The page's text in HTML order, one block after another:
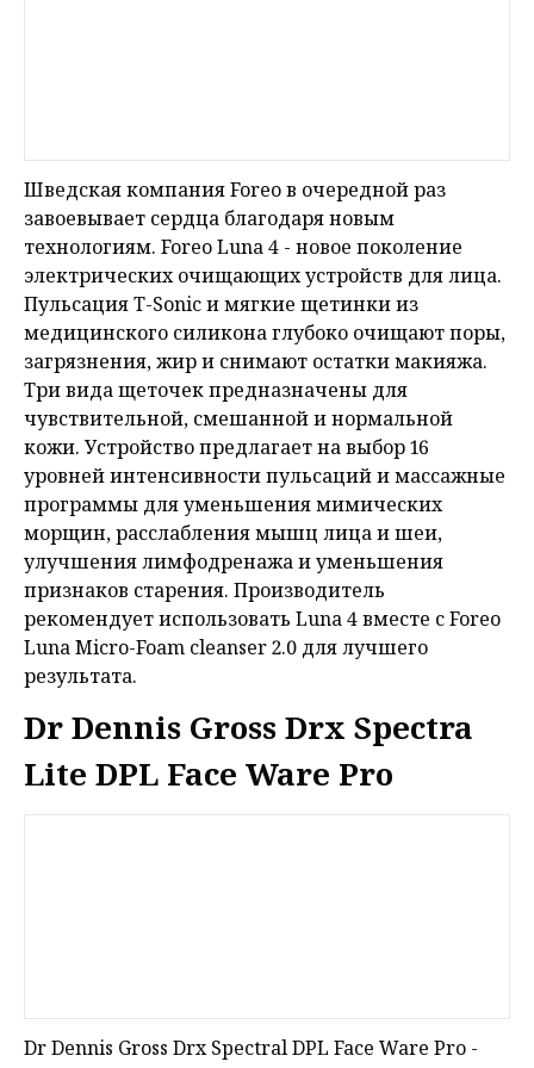
Шведская компания Foreo в очередной раз
завоевывает сердца благодаря новым
технологиям. Foreo Luna 4 - новое поколение
электрических очищающих устройств для лица.
Пульсация T-Sonic и мягкие щетинки из
медицинского силикона глубоко очищают поры,
загрязнения, жир и снимают остатки макияжа.
Три вида щеточек предназначены для
чувствительной, смешанной и нормальной
кожи. Устройство предлагает на выбор 16
уровней интенсивности пульсаций и массажные
программы для уменьшения мимических
морщин, расслабления мышц лица и шеи,
улучшения лимфодренажа и уменьшения
признаков старения. Производитель
рекомендует использовать Luna 4 вместе с Foreo
Luna Micro-Foam cleanser 2.0 для лучшего
результата.
Dr Dennis Gross Drx Spectra
Lite DPL Face Ware Pro
Dr Dennis Gross Drx Spectral DPL Face Ware Pro -